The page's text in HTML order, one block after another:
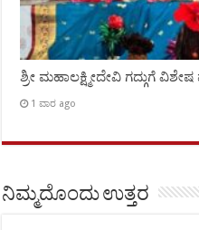
ಶ್ರೀ ಮಹಾಲಕ್ಷ್ಮೀದೇವಿ ಗದ್ಗುಗೆ
1 ವಾರ ago
ನಿಮ್ಮದೊಂದು ಉತ್ತರ